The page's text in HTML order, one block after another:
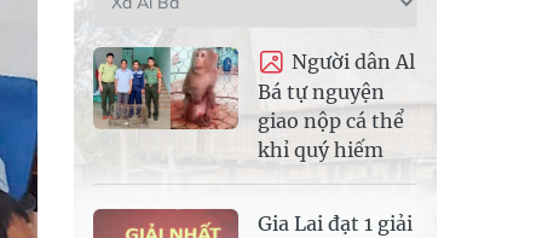
Người dân Al
Bá tự nguyện
giao nộp cá thể
khỉ quý hiếm
Gia Lai đạt 1 giải